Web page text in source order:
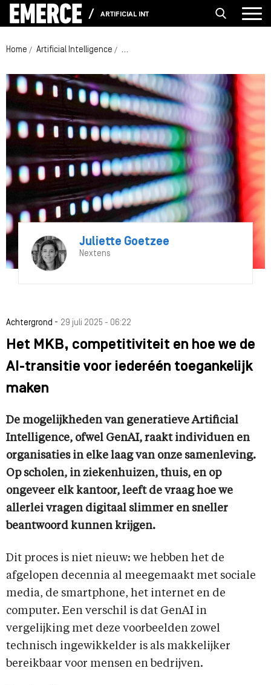
ARTIFICIAL INTELLIGENCE
Home Artificial Intelligence Het MKB, competitiviteit en hoe we de
Juliette Goetzee
Nextens
Achtergrond - 29 juli 2025 - 06:22
Het MKB, competitiviteit en hoe we de
AI-transitie voor iederéén toegankelijk
maken
De mogelijkheden van generatieve Artificial
Intelligence, ofwel GenAI, raakt individuen en
organisaties in elke laag van onze samenleving.
Op scholen, in ziekenhuizen, thuis, en op
ongeveer elk kantoor, leeft de vraag hoe we
allerlei vragen digitaal slimmer en sneller
beantwoord kunnen krijgen.
Dit proces is niet nieuw: we hebben het de
afgelopen decennia al meegemaakt met sociale
media, de smartphone, het internet en de
computer. Een verschil is dat GenAI in
vergelijking met deze voorbeelden zowel
technisch ingewikkelder is als makkelijker
bereikbaar voor mensen en bedrijven.